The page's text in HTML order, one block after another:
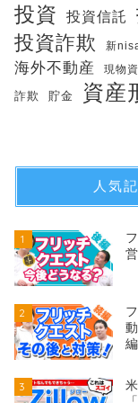
投資 投資信託
投資詐欺
新
海外不動産 現物
詐欺 貯金 資産
人気
1
2
編
3